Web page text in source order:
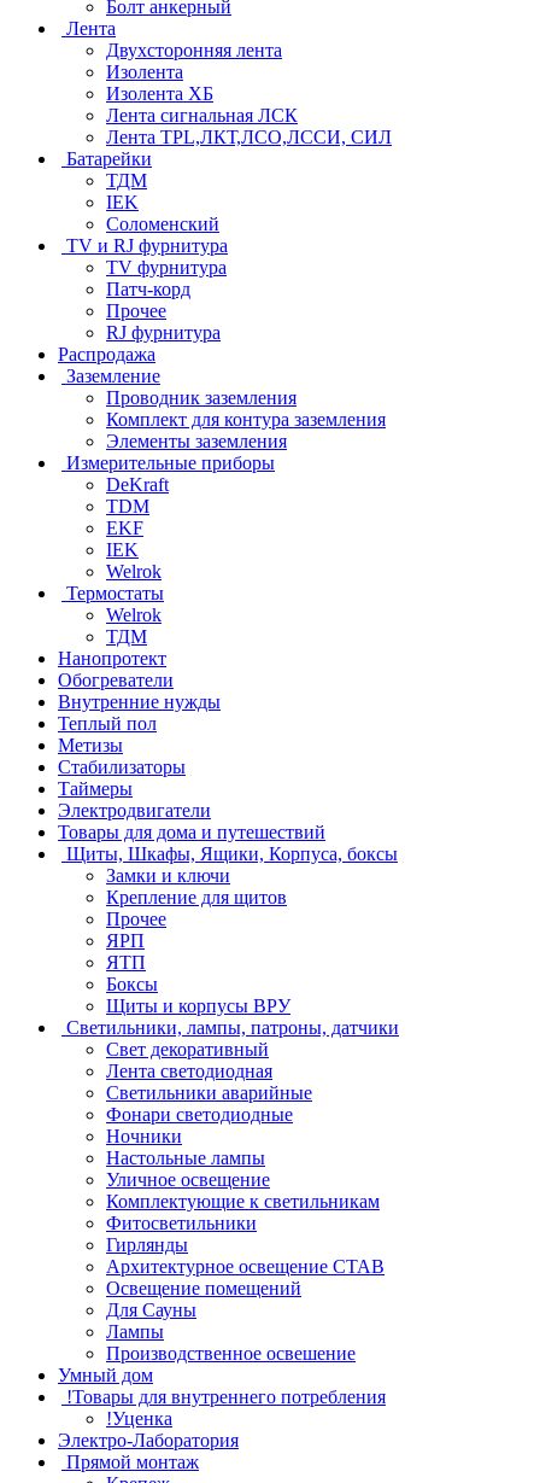
Болт анкерный
Лента
Двухсторонняя лента
Изолента
Изолента ХБ
Лента сигнальная ЛСК
Лента TPL,ЛКТ,ЛСО,ЛССИ, СИЛ
Батарейки
ТДМ
IEK
Соломенский
TV и RJ фурнитура
TV фурнитура
Патч-корд
Прочее
RJ фурнитура
Распродажа
Заземление
Проводник заземления
Комплект для контура заземления
Элементы заземления
Измерительные приборы
DeKraft
TDM
EKF
IEK
Welrok
Термостаты
Welrok
ТДМ
Нанопротект
Обогреватели
Внутренние нужды
Теплый пол
Метизы
Стабилизаторы
Таймеры
Электродвигатели
Товары для дома и путешествий
Щиты, Шкафы, Ящики, Корпуса, боксы
Замки и ключи
Крепление для щитов
Прочее
ЯРП
ЯТП
Боксы
Щиты и корпусы ВРУ
Светильники, лампы, патроны, датчики
Свет декоративный
Лента светодиодная
Светильники аварийные
Фонари светодиодные
Ночники
Настольные лампы
Уличное освещение
Комплектующие к светильникам
Фитосветильники
Гирлянды
Архитектурное освещение СТАВ
Освещение помещений
Для Сауны
Лампы
Производственное освешение
Умный дом
!Товары для внутреннего потребления
!Уценка
Электро-Лаборатория
Прямой монтаж